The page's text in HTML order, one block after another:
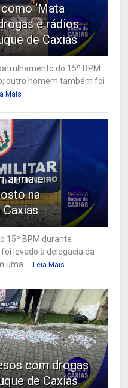
‘Mata
e rádios
de Caxias
do 15º BPM
outro homem também foi
Mais
arma e
na
Caxias
15º BPM durante
levado à delegacia da
...
Leia Mais
com drogas
de Caxias